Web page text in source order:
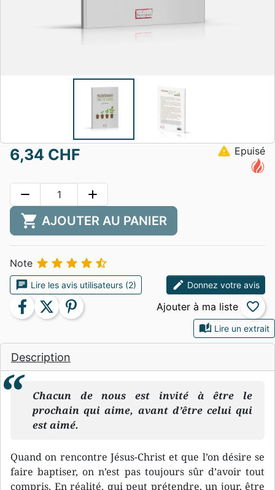
auto_stories Lire un extrait
Description
Chacun de nous est invité à être le
prochain qui aime, avant d’être celui qui
est aimé.
Quand on rencontre Jésus-Christ et que l’on désire se
faire baptiser, on n’est pas toujours sûr d’avoir tout
compris. En réalité, qui peut prétendre, un jour, être
6,34 CHF warning Epuisé
remove add
shopping_cart AJOUTER AU PANIER
Note     
chat Lire les avis utilisateurs (2) edit Donnez votre avis
facebook twitter pinterest favorite_border